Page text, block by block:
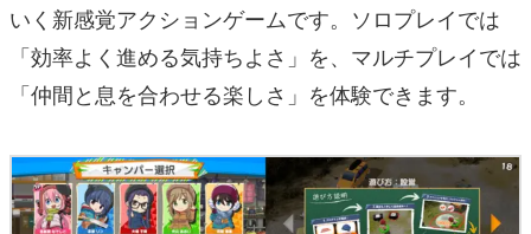
いく新感覚アクションゲームです。ソロプレイでは
「効率よく進める気持ちよさ」を、マルチプレイでは
「仲間と息を合わせる楽しさ」を体験できます。